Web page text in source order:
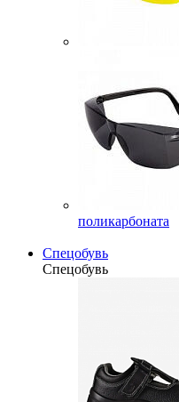
поликарбоната
Спецобувь
Спецобувь